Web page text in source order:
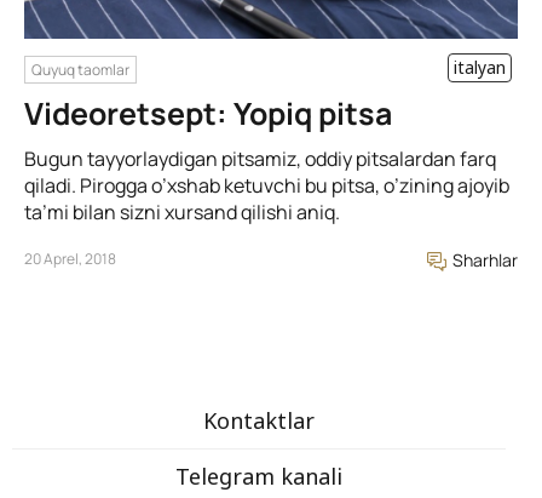
Quyuq taomlar italyan
Videoretsept: Yopiq pitsa
Bugun tayyorlaydigan pitsamiz, oddiy pitsalardan farq
qiladi. Pirogga o’xshab ketuvchi bu pitsa, o’zining ajoyib
ta’mi bilan sizni xursand qilishi aniq.
20 Aprel, 2018 Sharhlar
Kontaktlar
Telegram kanali